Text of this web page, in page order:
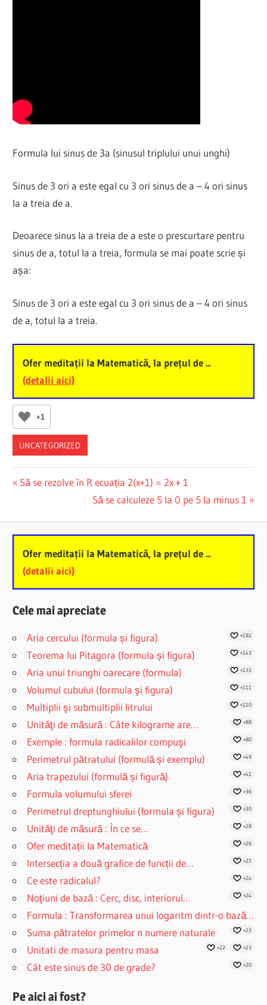
Formula lui sinus de 3a (sinusul triplului unui unghi)
Sinus de 3 ori a este egal cu 3 ori sinus de a – 4 ori sinus
la a treia de a.
Deoarece sinus la a treia de a este o prescurtare pentru
sinus de a, totul la a treia, formula se mai poate scrie și
așa:
Sinus de 3 ori a este egal cu 3 ori sinus de a – 4 ori sinus
de a, totul la a treia.
Ofer meditații la Matematică, la prețul de ...
(detalii aici)
+1
UNCATEGORIZED
Post
Previous
Să se rezolve în R ecuația 2(x+1) = 2x + 1
Next
Să se calculeze 5 la 0 pe 5 la minus 1
Ofer meditații la Matematică, la prețul de ...
(detalii aici)
Cele mai apreciate
Aria cercului (formula și figura) +182
Teorema lui Pitagora (formula și figura) +143
Aria unui triunghi oarecare (formula) +133
Volumul cubului (formula şi figura) +111
Multiplii şi submultiplii litrului +110
Unităţi de măsură : Câte kilograme are… +88
Exemple : formula radicalilor compuşi +80
Perimetrul pătratului (formulă și exemplu) +49
Aria trapezului (formulă și figură) +41
Formula volumului sferei +36
Perimetrul dreptunghiului (formula și figura) +30
Unităţi de măsură : În ce se… +28
Ofer meditații la Matematică +26
Intersecția a două grafice de funcții de… +25
Ce este radicalul? +24
Noţiuni de bază : Cerc, disc, interiorul… +24
Formula : Transformarea unui logaritm dintr-o bază…
+23
Suma pătratelor primelor n numere naturale
+23
Unitati de masura pentru masa +22
Cât este sinus de 30 de grade? +20
Pe aici ai fost?